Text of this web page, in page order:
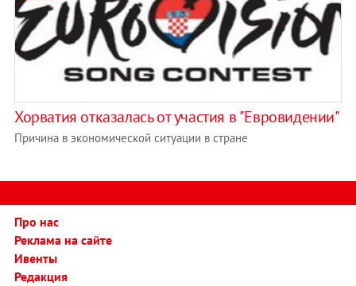
Хорватия отказалась от участия в "Евровидении"
Причина в экономической ситуации в стране
Про нас
Реклама на сайте
Ивенты
Редакция